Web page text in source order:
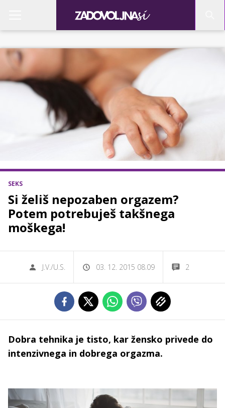
SEKS
Si želiš nepozaben orgazem?
Potem potrebuješ takšnega
moškega!
J.V./U.S. 03. 12. 2015 08.09 2
Dobra tehnika je tisto, kar žensko privede do
intenzivnega in dobrega orgazma.